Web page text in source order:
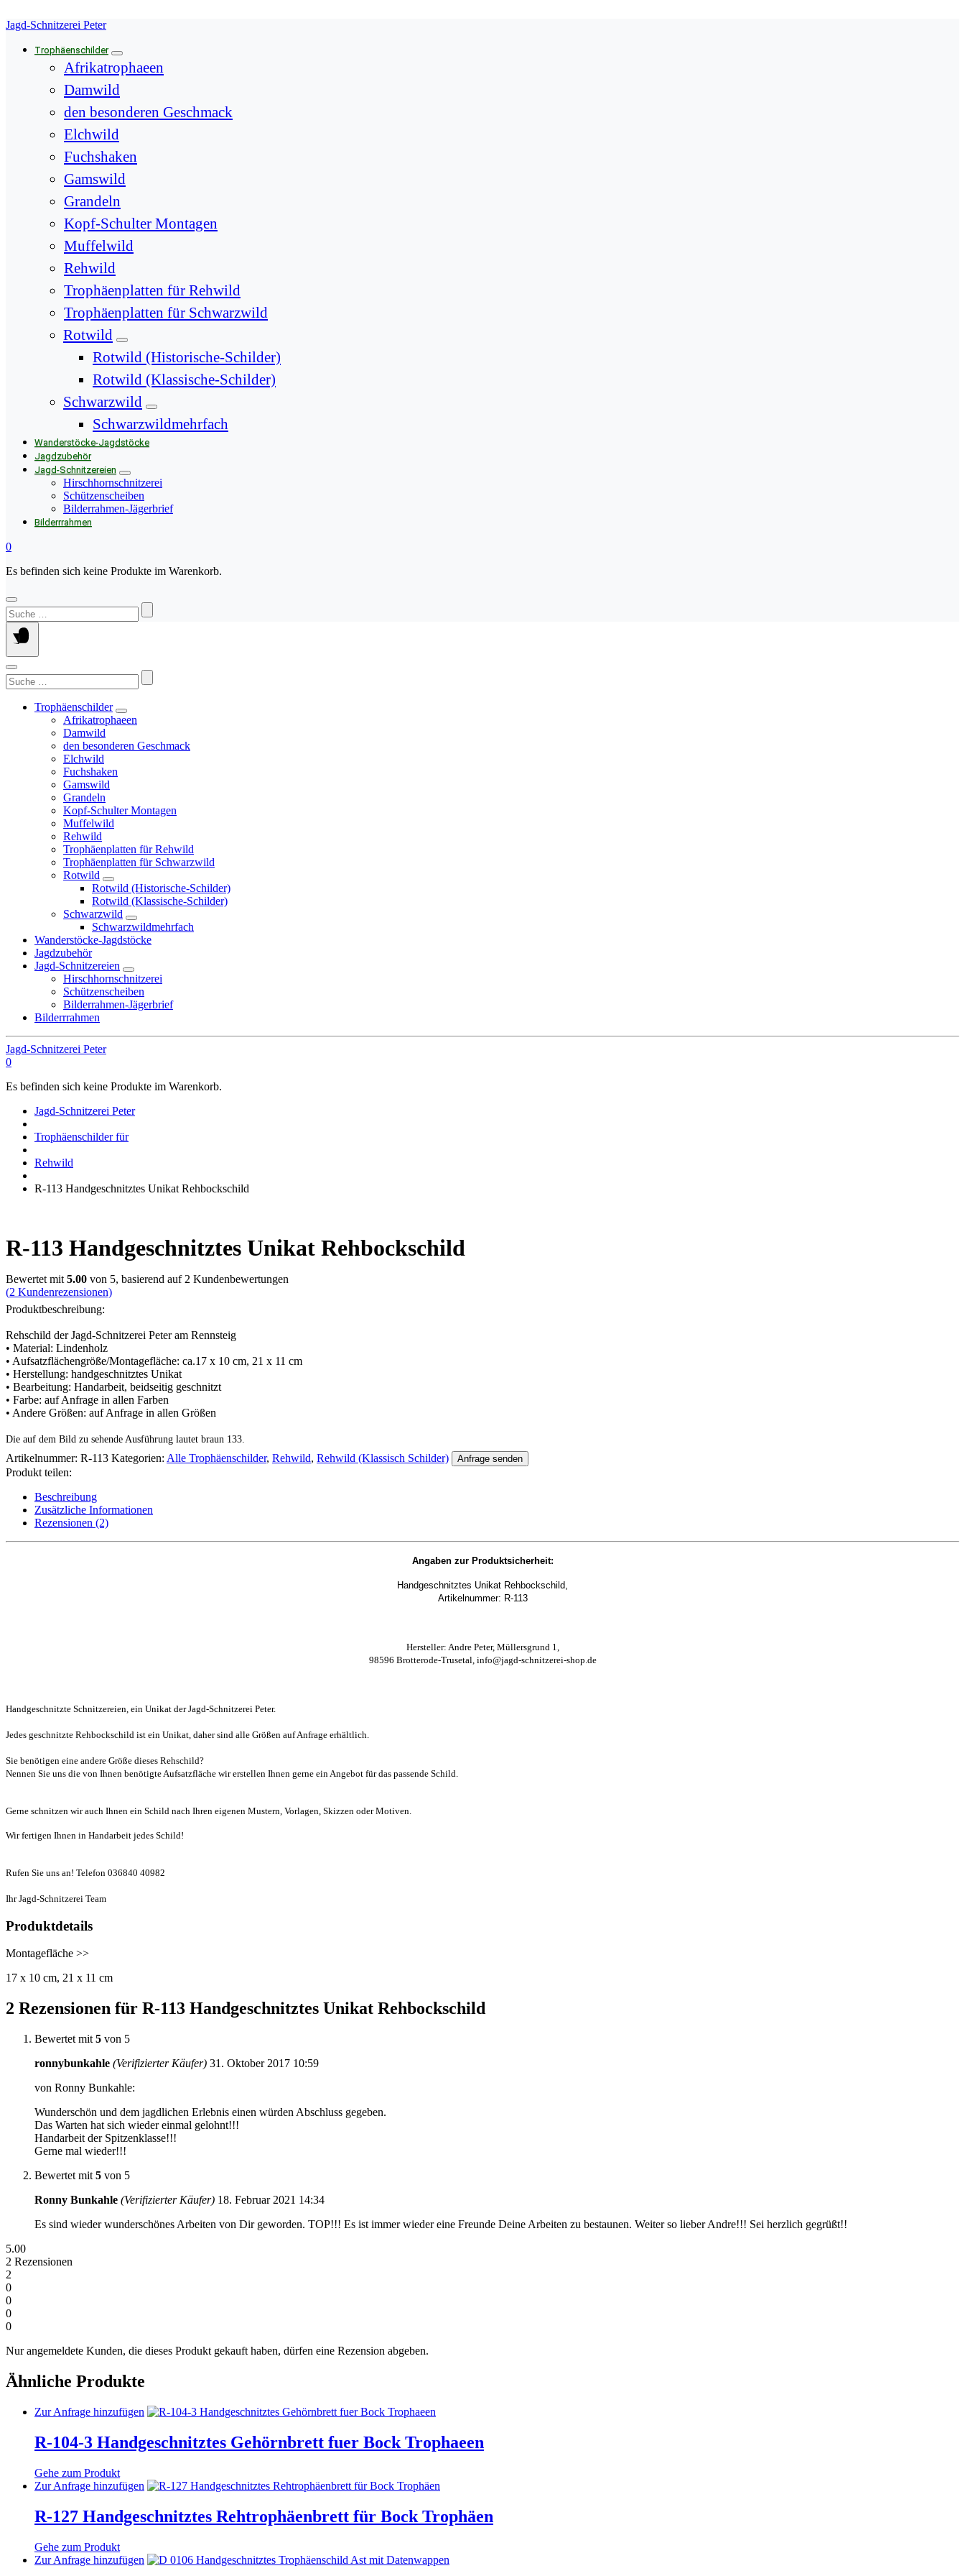
Springe
Inhalt
Jagd-Schnitzerei Peter
Trophäenschilder
Afrikatrophaeen
Damwild
den besonderen Geschmack
Elchwild
Fuchshaken
Gamswild
Grandeln
Kopf-Schulter Montagen
Muffelwild
Rehwild
Trophäenplatten für Rehwild
Trophäenplatten für Schwarzwild
Rotwild
Rotwild (Historische-Schilder)
Rotwild (Klassische-Schilder)
Schwarzwild
Schwarzwildmehrfach
Wanderstöcke-Jagdstöcke
Jagdzubehör
Jagd-Schnitzereien
Hirschhornschnitzerei
Schützenscheiben
Bilderrahmen-Jägerbrief
Bilderrrahmen
0
Es befinden sich keine Produkte im Warenkorb.
Suchen
nach:
Suchen
nach:
Trophäenschilder
Afrikatrophaeen
Damwild
den besonderen Geschmack
Elchwild
Fuchshaken
Gamswild
Grandeln
Kopf-Schulter Montagen
Muffelwild
Rehwild
Trophäenplatten für Rehwild
Trophäenplatten für Schwarzwild
Rotwild
Rotwild (Historische-Schilder)
Rotwild (Klassische-Schilder)
Schwarzwild
Schwarzwildmehrfach
Wanderstöcke-Jagdstöcke
Jagdzubehör
Jagd-Schnitzereien
Hirschhornschnitzerei
Schützenscheiben
Bilderrahmen-Jägerbrief
Bilderrrahmen
Jagd-Schnitzerei Peter
0
Es befinden sich keine Produkte im Warenkorb.
Jagd-Schnitzerei Peter
Trophäenschilder für
Rehwild
R-113 Handgeschnitztes Unikat Rehbockschild
R-113 Handgeschnitztes Unikat Rehbockschild
Bewertet mit 5.00 von 5, basierend auf 2 Kundenbewertungen
(2 Kundenrezensionen)
Produktbeschreibung:
Rehschild der Jagd-Schnitzerei Peter am Rennsteig
• Material: Lindenholz
• Aufsatzflächengröße/Montagefläche: ca.17 x 10 cm, 21 x 11 cm
• Herstellung: handgeschnitztes Unikat
• Bearbeitung: Handarbeit, beidseitig geschnitzt
• Farbe: auf Anfrage in allen Farben
• Andere Größen: auf Anfrage in allen Größen
Die auf dem Bild zu sehende Ausführung lautet braun 133.
Artikelnummer: R-113 Kategorien: Alle Trophäenschilder, Rehwild, Rehwild (Klassisch Schilder) Anfrage senden
Produkt teilen:
Beschreibung
Zusätzliche Informationen
Rezensionen (2)
Angaben zur Produktsicherheit:
Handgeschnitztes Unikat Rehbockschild,
Artikelnummer: R-113
Hersteller: Andre Peter, Müllersgrund 1,
98596 Brotterode-Trusetal, info@jagd-schnitzerei-shop.de
Handgeschnitzte Schnitzereien, ein Unikat der Jagd-Schnitzerei Peter.
Jedes geschnitzte Rehbockschild ist ein Unikat, daher sind alle Größen auf Anfrage erhältlich.
Sie benötigen eine andere Größe dieses Rehschild?
Nennen Sie uns die von Ihnen benötigte Aufsatzfläche wir erstellen Ihnen gerne ein Angebot für das passende Schild.
Gerne schnitzen wir auch Ihnen ein Schild nach Ihren eigenen Mustern, Vorlagen, Skizzen oder Motiven.
Wir fertigen Ihnen in Handarbeit jedes Schild!
Rufen Sie uns an! Telefon 036840 40982
Ihr Jagd-Schnitzerei Team
Produktdetails
Montagefläche >>
17 x 10 cm, 21 x 11 cm
2 Rezensionen für R-113 Handgeschnitztes Unikat Rehbockschild
Bewertet mit 5 von 5
ronnybunkahle (Verifizierter Käufer) 31. Oktober 2017 10:59
von Ronny Bunkahle:
Wunderschön und dem jagdlichen Erlebnis einen würden Abschluss gegeben.
Das Warten hat sich wieder einmal gelohnt!!!
Handarbeit der Spitzenklasse!!!
Gerne mal wieder!!!
Bewertet mit 5 von 5
Ronny Bunkahle (Verifizierter Käufer) 18. Februar 2021 14:34
Es sind wieder wunderschönes Arbeiten von Dir geworden. TOP!!! Es ist immer wieder eine Freunde Deine Arbeiten zu bestaunen. Weiter so lieber Andre!!! Sei herzlich gegrüßt!!
5.00
2 Rezensionen
2
0
0
0
0
Nur angemeldete Kunden, die dieses Produkt gekauft haben, dürfen eine Rezension abgeben.
Ähnliche Produkte
Zur Anfrage hinzufügen Dieses
weist
mehrere
Die
können
auf
Produktseite
gewählt
R-104-3 Handgeschnitztes Gehörnbrett fuer Bock Trophaeen
Gehe zum Produkt
Zur Anfrage hinzufügen Dieses
weist
mehrere
Die
R-127 Handgeschnitztes Rehtrophäenbrett für Bock Trophäen
Gehe zum Produkt
Zur Anfrage hinzufügen Dieses